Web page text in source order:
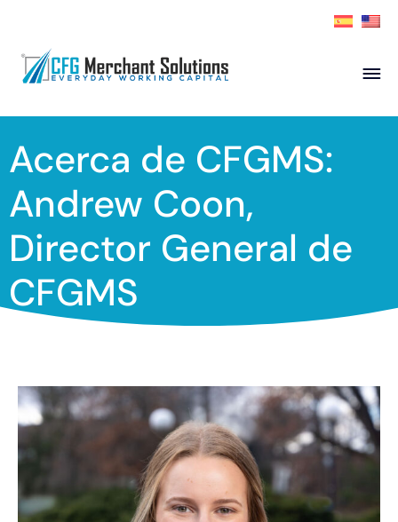
Productos
Socio
Recursos
Contact
Socios ISO Aplicar ahora
Acerca de CFGMS:
Andrew Coon,
Director General de
CFGMS